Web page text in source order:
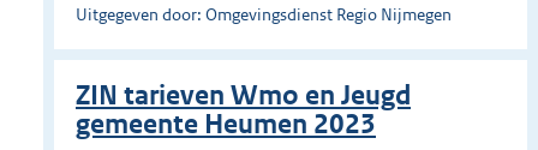
Uitgegeven door: Omgevingsdienst Regio Nijmegen
ZIN tarieven Wmo en Jeugd
gemeente Heumen 2023